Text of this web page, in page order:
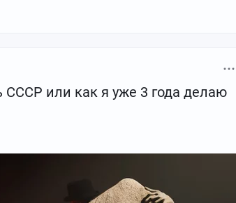
СССР или как я уже 3 года делаю